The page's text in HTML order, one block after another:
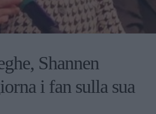
Shannen
i fan sulla sua